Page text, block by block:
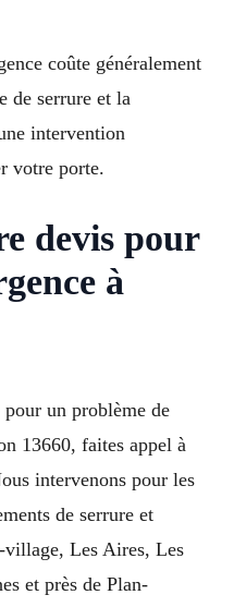
coûte généralement
de serrure et la
intervention
votre porte.
devis pour
à
un problème de
13660, faites appel à
intervenons pour les
de serrure et
village, Les Aires, Les
et près de Plan-